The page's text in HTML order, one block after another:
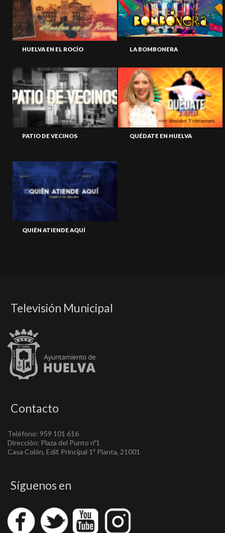
HUELVA EN EL ROCÍO LA BOMBONERA
PATIO DE VECINOS QUÉDATE EN HUELVA
QUIÉN ATIENDE AQUÍ
Televisión Municipal
Contacto
Teléfono: 959 101 616
Dirección: Plaza del Punto nº1
Casa Colón, Edif. Principal 1ª Planta, 21001
Síguenos en